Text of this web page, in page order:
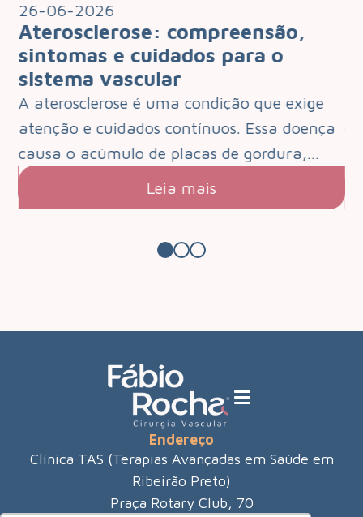
26-06-2026
Aterosclerose: compreensão,
sintomas e cuidados para o
sistema vascular
A aterosclerose é uma condição que exige
atenção e cuidados contínuos. Essa doença
causa o acúmulo de placas de gordura,…
Leia mais
Endereço
Clínica TAS (Terapias Avançadas em Saúde em
Ribeirão Preto)
Praça Rotary Club, 70